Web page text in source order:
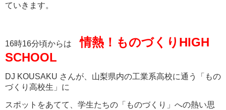
ていきます。
16時16分頃からは情熱！ものづくりHIGH
SCHOOL
DJ KOUSAKU さんが、山梨県内の工業系高校に通う「もの
づくり高校生」に
スポットをあてて、学生たちの「ものづくり」への熱い思